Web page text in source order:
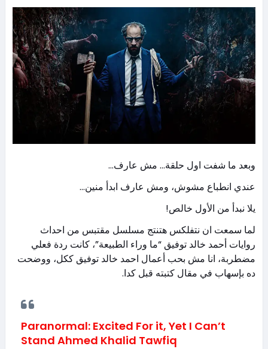
وبعد ما شفت اول حلقة… مش عارف…
عندي انطباع مشوش، ومش عارف ابدأ منين…
يلا نبدأ من الأول خالص!
لما سمعت ان نتفلكس هتنتج مسلسل مقتبس من احداث
روايات أحمد خالد توفيق “ما وراء الطبيعة”، كانت ردة فعلي
مضطربة، انا مش بحب أعمال احمد خالد توفيق ككل، ووضحت
ده بإسهاب في مقال كتبته قبل كدا.
Paranormal: Excited For it, Yet I Can’t
Stand Ahmed Khalid Tawfiq